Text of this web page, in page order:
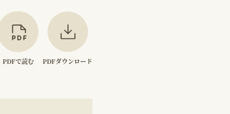
PDFで読む PDFダウンロード